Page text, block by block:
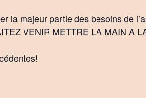
la majeur partie des besoins de
VENIR METTRE LA MAIN A